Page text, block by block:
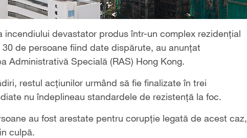
incendiului devastator produs într-un complex rezidențial
de persoane fiind date dispărute, au anunțat
Administrativă Specială (RAS) Hong Kong.
restul acțiunilor urmând să fie finalizate în trei
nu îndeplineau standardele de rezistență la foc.
au fost arestate pentru corupţie legată de acest caz,
culpă.